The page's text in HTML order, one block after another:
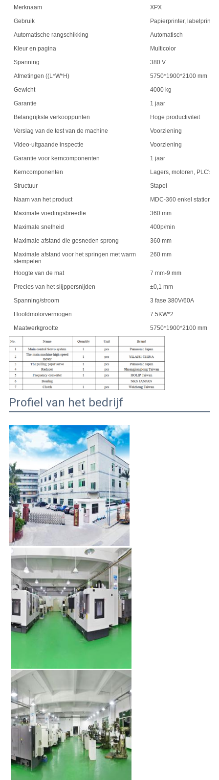
Merknaam
XPX
Gebruik
Papierprinter, labelprinter
Automatische rangschikking
Automatisch
Kleur en pagina
Multicolor
Spanning
380 V
Afmetingen ((L*W*H)
5750*1900*2100 mm
Gewicht
4000 kg
Garantie
1 jaar
Belangrijkste verkooppunten
Hoge productiviteit
Verslag van de test van de machine
Voorziening
Video-uitgaande inspectie
Voorziening
Garantie voor kerncomponenten
1 jaar
Kerncomponenten
Lagers, motoren, PLC's,
Structuur
Stapel
Naam van het product
MDC-360 enkel station
Maximale voedingsbreedte
360 mm
Maximale snelheid
400p/min
Maximale afstand die gesneden sprong
360 mm
Maximale afstand voor het springen met warm
stempelen
260 mm
Hoogte van de mat
7 mm-9 mm
Precies van het slijppersnijden
±0,1 mm
Spanning/stroom
3 fase 380V/60A
Hoofdmotorvermogen
7.5KW*2
Maatwerkgrootte
5750*1900*2100 mm
Profiel van het bedrijf